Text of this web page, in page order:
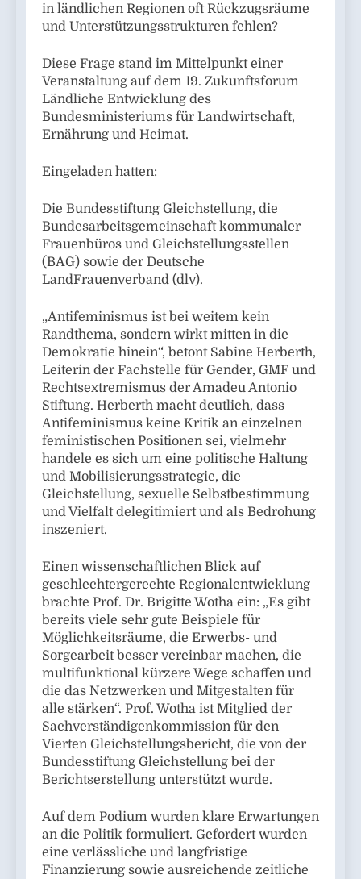
in ländlichen Regionen oft Rückzugsräume
und Unterstützungsstrukturen fehlen?
Diese Frage stand im Mittelpunkt einer
Veranstaltung auf dem 19. Zukunftsforum
Ländliche Entwicklung des
Bundesministeriums für Landwirtschaft,
Ernährung und Heimat.
Eingeladen hatten:
Die Bundesstiftung Gleichstellung, die
Bundesarbeitsgemeinschaft kommunaler
Frauenbüros und Gleichstellungsstellen
(BAG) sowie der Deutsche
LandFrauenverband (dlv).
„Antifeminismus ist bei weitem kein
Randthema, sondern wirkt mitten in die
Demokratie hinein“, betont Sabine Herberth,
Leiterin der Fachstelle für Gender, GMF und
Rechtsextremismus der Amadeu Antonio
Stiftung. Herberth macht deutlich, dass
Antifeminismus keine Kritik an einzelnen
feministischen Positionen sei, vielmehr
handele es sich um eine politische Haltung
und Mobilisierungsstrategie, die
Gleichstellung, sexuelle Selbstbestimmung
und Vielfalt delegitimiert und als Bedrohung
inszeniert.
Einen wissenschaftlichen Blick auf
geschlechtergerechte Regionalentwicklung
brachte Prof. Dr. Brigitte Wotha ein: „Es gibt
bereits viele sehr gute Beispiele für
Möglichkeitsräume, die Erwerbs- und
Sorgearbeit besser vereinbar machen, die
multifunktional kürzere Wege schaffen und
die das Netzwerken und Mitgestalten für
alle stärken“. Prof. Wotha ist Mitglied der
Sachverständigenkommission für den
Vierten Gleichstellungsbericht, die von der
Bundesstiftung Gleichstellung bei der
Berichtserstellung unterstützt wurde.
Auf dem Podium wurden klare Erwartungen
an die Politik formuliert. Gefordert wurden
eine verlässliche und langfristige
Finanzierung sowie ausreichende zeitliche